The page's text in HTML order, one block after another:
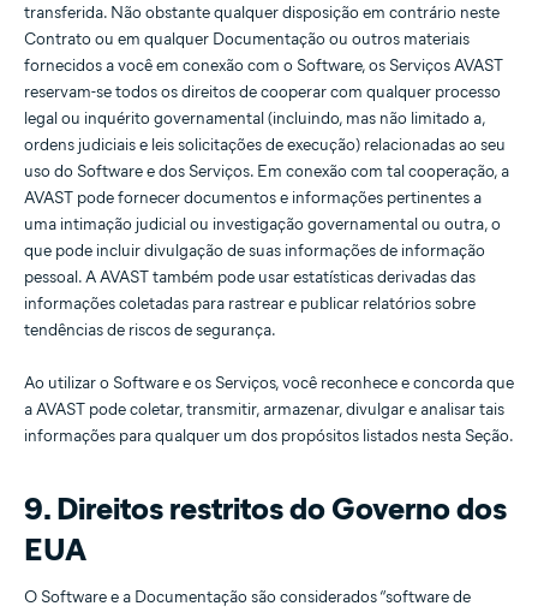
transferida. Não obstante qualquer disposição em contrário neste
Contrato ou em qualquer Documentação ou outros materiais
fornecidos a você em conexão com o Software, os Serviços AVAST
reservam-se todos os direitos de cooperar com qualquer processo
legal ou inquérito governamental (incluindo, mas não limitado a,
ordens judiciais e leis solicitações de execução) relacionadas ao seu
uso do Software e dos Serviços. Em conexão com tal cooperação, a
AVAST pode fornecer documentos e informações pertinentes a
uma intimação judicial ou investigação governamental ou outra, o
que pode incluir divulgação de suas informações de informação
pessoal. A AVAST também pode usar estatísticas derivadas das
informações coletadas para rastrear e publicar relatórios sobre
tendências de riscos de segurança.
Ao utilizar o Software e os Serviços, você reconhece e concorda que
a AVAST pode coletar, transmitir, armazenar, divulgar e analisar tais
informações para qualquer um dos propósitos listados nesta Seção.
9. Direitos restritos do Governo dos
EUA
O Software e a Documentação são considerados “software de